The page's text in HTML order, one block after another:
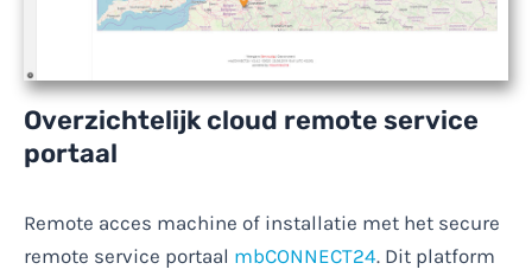
Overzichtelijk cloud remote service
portaal
Remote acces machine of installatie met het secure
remote service portaal mbCONNECT24. Dit platform